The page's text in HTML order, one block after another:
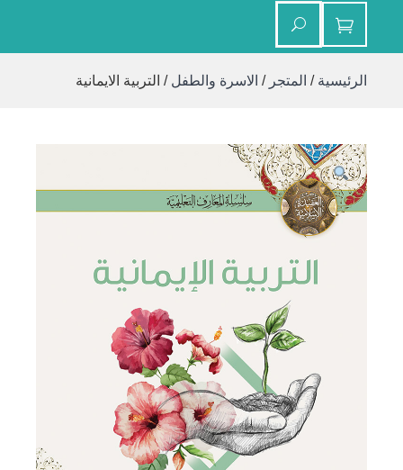
الرئيسية / المتجر / الاسرة والطفل / التربية الايمانية